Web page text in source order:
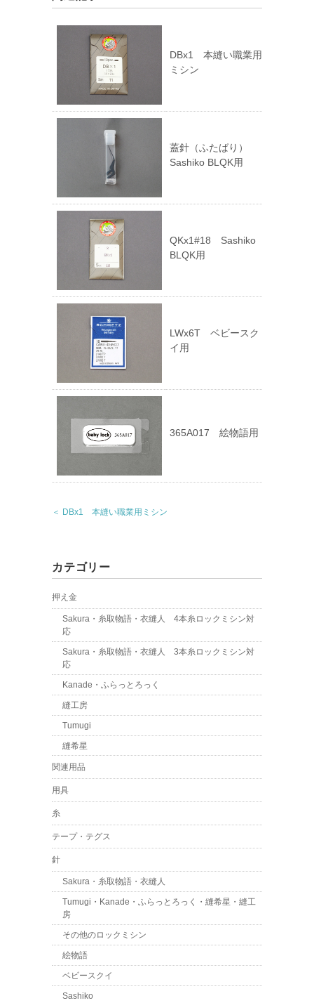
DBx1 本縫い職業用
ミシン
蓋針（ふたばり）
Sashiko BLQK用
QKx1#18 Sashiko
BLQK用
LWx6T ベビースク
イ用
365A017 絵物語用
＜ DBx1 本縫い職業用ミシン
カテゴリー
押え金
Sakura・糸取物語・衣縫人 4本糸ロックミシン対
応
Sakura・糸取物語・衣縫人 3本糸ロックミシン対
応
Kanade・ふらっとろっく
縫工房
Tumugi
縫希星
関連用品
用具
糸
テープ・テグス
針
Sakura・糸取物語・衣縫人
Tumugi・Kanade・ふらっとろっく・縫希星・縫工
房
その他のロックミシン
絵物語
ベビースクイ
Sashiko